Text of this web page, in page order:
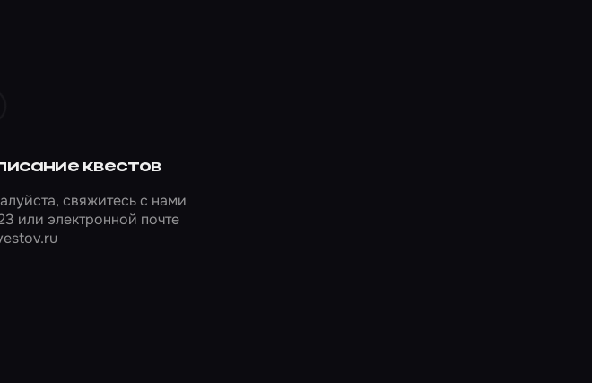
квестов
свяжитесь с нами
или электронной почте